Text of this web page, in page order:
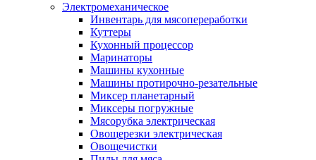
Электромеханическое
Инвентарь для мясопереработки
Куттеры
Кухонный процессор
Маринаторы
Машины кухонные
Машины протирочно-резательные
Миксер планетарный
Миксеры погружные
Мясорубка электрическая
Овощерезки электрическая
Овощечистки